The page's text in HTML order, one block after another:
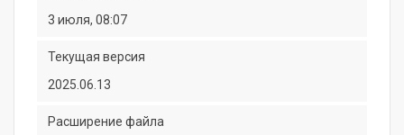
3 июля, 08:07
Текущая версия
2025.06.13
Расширение файла